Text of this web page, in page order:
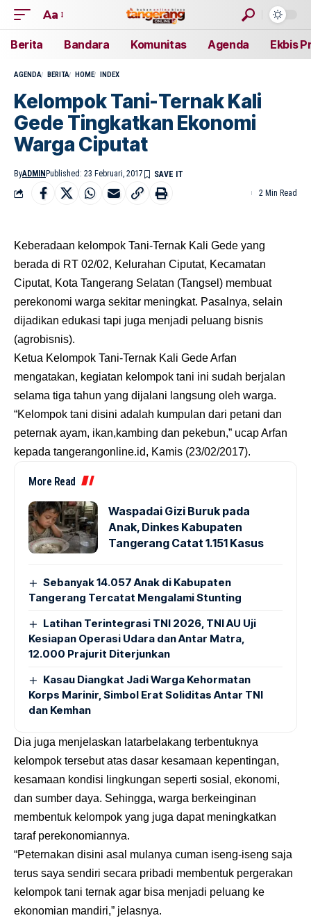
Aa
Berita Bandara Komunitas Agenda Ekbis
AGENDA BERITA HOME INDEX
Kelompok Tani-Ternak Kali
Gede Tingkatkan Ekonomi
Warga Ciputat
ByADMIN Published: 23 Februari, 2017
2 Min Read
Keberadaan kelompok Tani-Ternak Kali Gede yang
berada di RT 02/02, Kelurahan Ciputat, Kecamatan
Ciputat, Kota Tangerang Selatan (Tangsel) membuat
perekonomi warga sekitar meningkat. Pasalnya, selain
dijadikan edukasi tapi juga menjadi peluang bisnis
(agrobisnis).
Ketua Kelompok Tani-Ternak Kali Gede Arfan
mengatakan, kegiatan kelompok tani ini sudah berjalan
selama tiga tahun yang dijalani langsung oleh warga.
“Kelompok tani disini adalah kumpulan dari petani dan
peternak ayam, ikan,kambing dan pekebun,” ucap Arfan
kepada tangerangonline.id, Kamis (23/02/2017).
More Read
Waspadai Gizi Buruk pada
Anak, Dinkes Kabupaten
Tangerang Catat 1.151 Kasus
Sebanyak 14.057 Anak di Kabupaten
Tangerang Tercatat Mengalami Stunting
Latihan Terintegrasi TNI 2026, TNI AU Uji
Kesiapan Operasi Udara dan Antar Matra,
12.000 Prajurit Diterjunkan
Kasau Diangkat Jadi Warga Kehormatan
Korps Marinir, Simbol Erat Soliditas Antar TNI
dan Kemhan
Dia juga menjelaskan latarbelakang terbentuknya
kelompok tersebut atas dasar kesamaan kepentingan,
kesamaan kondisi lingkungan seperti sosial, ekonomi,
dan sumber daya. Sehingga, warga berkeinginan
membentuk kelompok yang juga dapat meningkatkan
taraf perekonomiannya.
“Peternakan disini asal mulanya cuman iseng-iseng saja
terus saya sendiri secara pribadi membentuk pergerakan
kelompok tani ternak agar bisa menjadi peluang ke
ekonomian mandiri,” jelasnya.